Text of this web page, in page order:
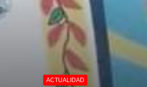
ACTUALIDAD